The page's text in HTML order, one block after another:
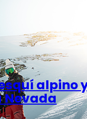
alpino
Nevada